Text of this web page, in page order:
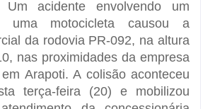
acidente envolvendo um
uma motocicleta causou a
da rodovia PR-092, na altura
nas proximidades da empresa
Arapoti. A colisão aconteceu
terça-feira (20) e mobilizou